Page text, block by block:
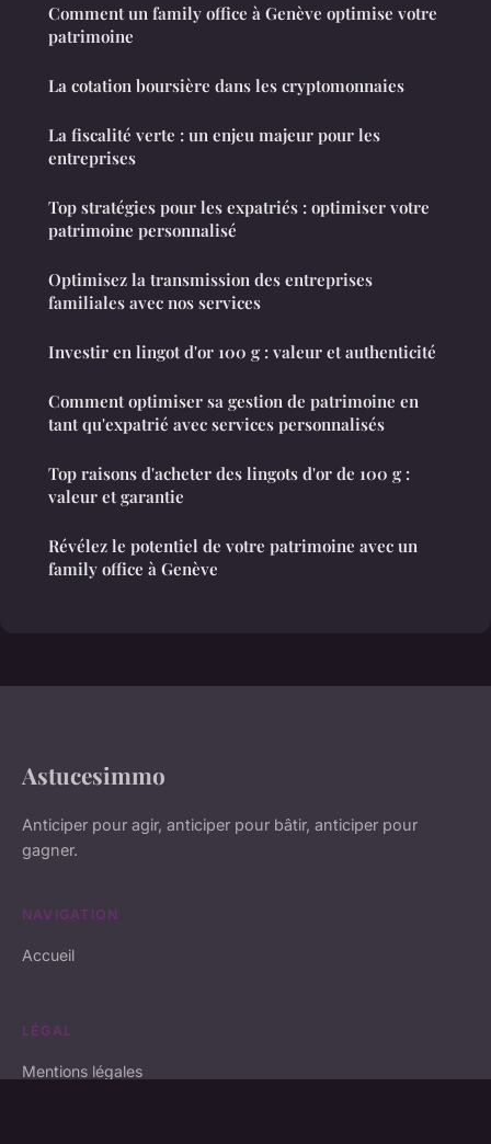
Comment un family office à Genève optimise votre
patrimoine
La cotation boursière dans les cryptomonnaies
La fiscalité verte : un enjeu majeur pour les
entreprises
Top stratégies pour les expatriés : optimiser votre
patrimoine personnalisé
Optimisez la transmission des entreprises
familiales avec nos services
Investir en lingot d'or 100 g : valeur et authenticité
Comment optimiser sa gestion de patrimoine en
tant qu'expatrié avec services personnalisés
Top raisons d'acheter des lingots d'or de 100 g :
valeur et garantie
Révélez le potentiel de votre patrimoine avec un
family office à Genève
Astucesimmo
Anticiper pour agir, anticiper pour bâtir, anticiper pour
gagner.
NAVIGATION
Accueil
LÉGAL
Mentions légales